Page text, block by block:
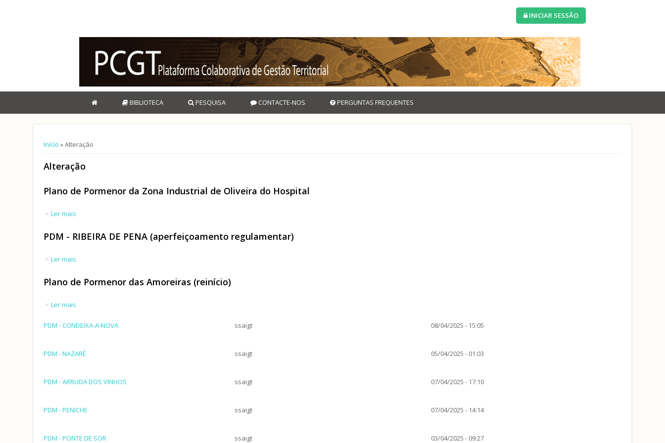
INICIAR SESSÃO
BIBLIOTECA PESQUISA CONTACTE-NOS PERGUNTAS FREQUENTES
Está aqui
Início » Alteração
Alteração
Plano de Pormenor da Zona Industrial de Oliveira do Hospital
Ler mais
PDM - RIBEIRA DE PENA (aperfeiçoamento regulamentar)
Ler mais
Plano de Pormenor das Amoreiras (reinício)
Ler mais
PDM - CONDEIXA-A-NOVA ssaigt 08/04/2025 - 15:05
PDM - NAZARÉ ssaigt 05/04/2025 - 01:03
PDM - ARRUDA DOS VINHOS ssaigt 07/04/2025 - 17:10
PDM - PENICHE ssaigt 07/04/2025 - 14:14
PDM - PONTE DE SOR ssaigt 03/04/2025 - 09:27